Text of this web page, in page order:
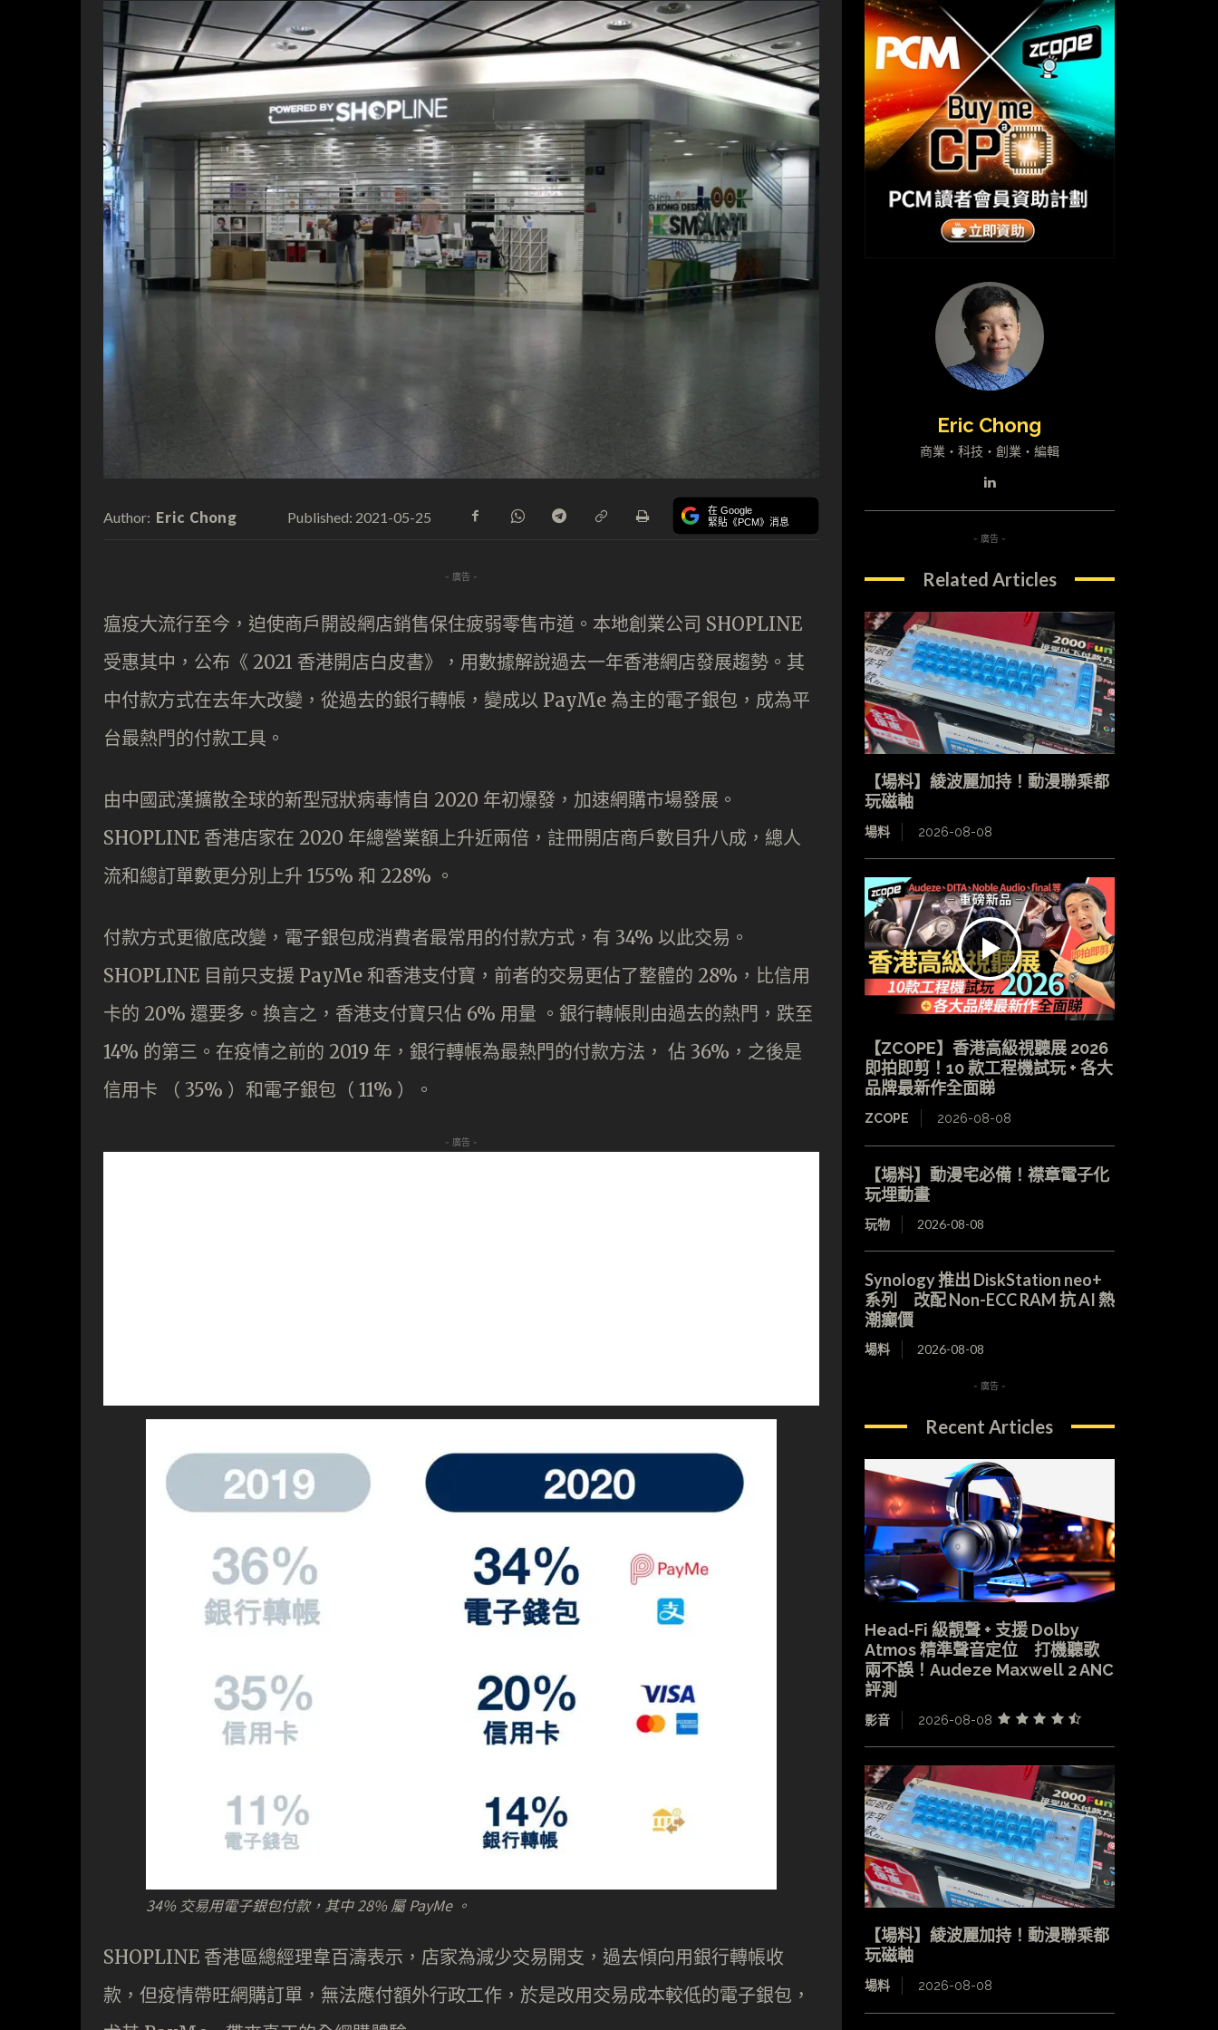
Author: Eric Chong Published: 2021-05-25 在 Google
緊貼《PCM》消息
- 廣告 -
瘟疫大流行至今，迫使商戶開設網店銷售保住疲弱零售市道。本地創業公司 SHOPLINE
受惠其中，公布《 2021 香港開店白皮書》，用數據解說過去一年香港網店發展趨勢。其
中付款方式在去年大改變，從過去的銀行轉帳，變成以 PayMe 為主的電子銀包，成為平
台最熱門的付款工具。
由中國武漢擴散全球的新型冠狀病毒情自 2020 年初爆發，加速網購市場發展。
SHOPLINE 香港店家在 2020 年總營業額上升近兩倍，註冊開店商戶數目升八成，總人
流和總訂單數更分別上升 155% 和 228% 。
付款方式更徹底改變，電子銀包成消費者最常用的付款方式，有 34% 以此交易。
SHOPLINE 目前只支援 PayMe 和香港支付寶，前者的交易更佔了整體的 28%，比信用
卡的 20% 還要多。換言之，香港支付寶只佔 6% 用量 。銀行轉帳則由過去的熱門，跌至
14% 的第三。在疫情之前的 2019 年，銀行轉帳為最熱門的付款方法， 佔 36%，之後是
信用卡 （ 35% ）和電子銀包（ 11% ）。
- 廣告 -
34% 交易用電子銀包付款，其中 28% 屬 PayMe 。
SHOPLINE 香港區總經理韋百濤表示，店家為減少交易開支，過去傾向用銀行轉帳收
款，但疫情帶旺網購訂單，無法應付額外行政工作，於是改用交易成本較低的電子銀包，
Eric Chong
商業・科技・創業・編輯
- 廣告 -
Related Articles
【場料】綾波麗加持！動漫聯乘都
玩磁軸
場料 2026-08-08
【ZCOPE】香港高級視聽展 2026
即拍即剪！10 款工程機試玩 + 各大
品牌最新作全面睇
ZCOPE 2026-08-08
【場料】動漫宅必備！襟章電子化
玩埋動畫
玩物 2026-08-08
Synology 推出 DiskStation neo+
系列 改配 Non-ECC RAM 抗 AI 熱
潮癲價
場料 2026-08-08
- 廣告 -
Recent Articles
Head-Fi 級靚聲 + 支援 Dolby
Atmos 精準聲音定位 打機聽歌
兩不誤！Audeze Maxwell 2 ANC
評測
影音 2026-08-08
【場料】綾波麗加持！動漫聯乘都
玩磁軸
場料 2026-08-08